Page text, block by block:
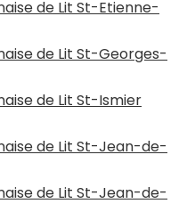
de Lit St-Etienne-
de Lit St-Georges-
de Lit St-Ismier
de Lit St-Jean-de-
de Lit St-Jean-de-